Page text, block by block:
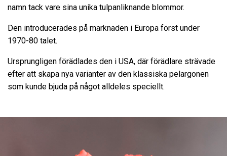
namn tack vare sina unika tulpanliknande blommor.
Den introducerades på marknaden i Europa först under
1970-80 talet.
Ursprungligen förädlades den i USA, där förädlare strävade
efter att skapa nya varianter av den klassiska pelargonen
som kunde bjuda på något alldeles speciellt.